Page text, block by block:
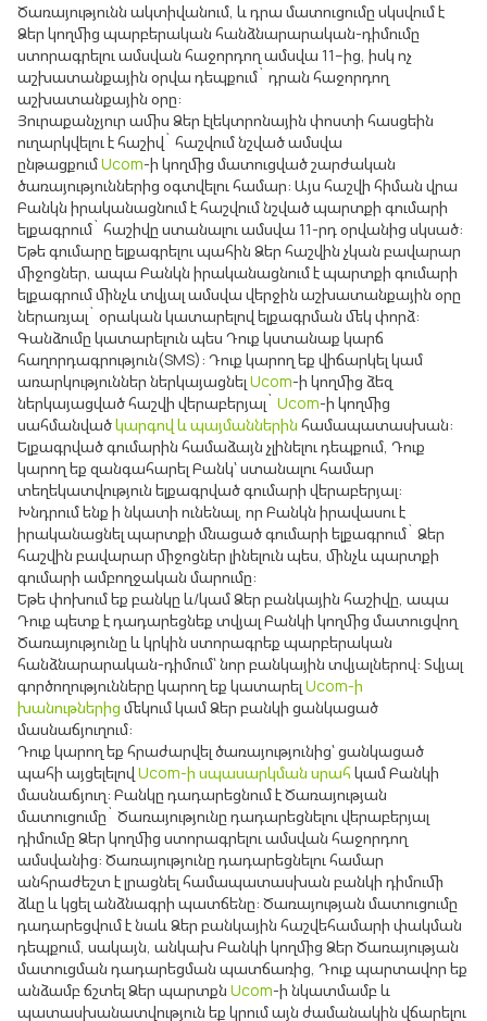
Ծառայությունն ակտիվանում, և դրա մատուցումը սկսվում է
Ձեր կողմից պարբերական հանձնարարական-դիմումը
ստորագրելու ամսվան հաջորդող ամսվա 11–ից, իսկ ոչ
աշխատանքային օրվա դեպքում` դրան հաջորդող
աշխատանքային օրը:
Յուրաքանչյուր ամիս Ձեր էլեկտրոնային փոստի հասցեին
ուղարկվելու է հաշիվ` հաշվում նշված ամսվա
ընթացքումUcom-ի կողմից մատուցված շարժական
ծառայություններից օգտվելու համար: Այս հաշվի հիման վրա
Բանկն իրականացնում է հաշվում նշված պարտքի գումարի
ելքագրում` հաշիվը ստանալու ամսվա 11-րդ օրվանից սկսած:
Եթե գումարը ելքագրելու պահին Ձեր հաշվին չկան բավարար
միջոցներ, ապա Բանկն իրականացնում է պարտքի գումարի
ելքագրում մինչև տվյալ ամսվա վերջին աշխատանքային օրը
ներառյալ` օրական կատարելով ելքագրման մեկ փորձ:
Գանձումը կատարելուն պես Դուք կստանաք կարճ
հաղորդագրություն(SMS): Դուք կարող եք վիճարկել կամ
առարկություններ ներկայացնել Ucom-ի կողմից ձեզ
ներկայացված հաշվի վերաբերյալ` Ucom-ի կողմից
սահմանվածկարգով և պայմաններին համապատասխան:
Ելքագրված գումարին համաձայն չլինելու դեպքում, Դուք
կարող եք զանգահարել Բանկ՝ ստանալու համար
տեղեկատվություն ելքագրված գումարի վերաբերյալ:
Խնդրում ենք ի նկատի ունենալ, որ Բանկն իրավասու է
իրականացնել պարտքի մնացած գումարի ելքագրում` Ձեր
հաշվին բավարար միջոցներ լինելուն պես, մինչև պարտքի
գումարի ամբողջական մարումը:
Եթե փոխում եք բանկը և/կամ Ձեր բանկային հաշիվը, ապա
Դուք պետք է դադարեցնեք տվյալ Բանկի կողմից մատուցվող
Ծառայությունը և կրկին ստորագրեք պարբերական
հանձնարարական-դիմում՝ նոր բանկային տվյալներով: Տվյալ
գործողությունները կարող եք կատարել Ucom-ի
խանութներից մեկում կամ Ձեր բանկի ցանկացած
մասնաճյուղում:
Դուք կարող եք հրաժարվել ծառայությունից՝ ցանկացած
պահի այցելելով Ucom-ի սպասարկման սրահ կամ Բանկի
մասնաճյուղ: Բանկը դադարեցնում է Ծառայության
մատուցումը` Ծառայությունը դադարեցնելու վերաբերյալ
դիմումը Ձեր կողմից ստորագրելու ամսվան հաջորդող
ամսվանից: Ծառայությունը դադարեցնելու համար
անհրաժեշտ է լրացնել համապատասխան բանկի դիմումի
ձևը և կցել անձնագրի պատճենը: Ծառայության մատուցումը
դադարեցվում է նաև Ձեր բանկային հաշվեհամարի փակման
դեպքում, սակայն, անկախ Բանկի կողմից Ձեր Ծառայության
մատուցման դադարեցման պատճառից, Դուք պարտավոր եք
անձամբ ճշտել Ձեր պարտքն Ucom-ի նկատմամբ և
պատասխանատվություն եք կրում այն ժամանակին վճարելու